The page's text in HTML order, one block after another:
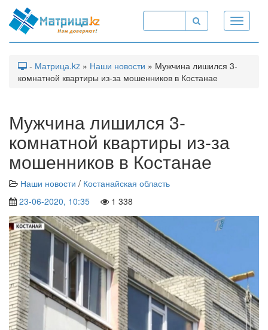
Toggle
- Матрица.kz » Наши новости » Мужчина лишился 3-
комнатной квартиры из-за мошенников в Костанае
Мужчина лишился 3-
комнатной квартиры из-за
мошенников в Костанае
Наши новости / Костанайская область
23-06-2020, 10:35
1 338